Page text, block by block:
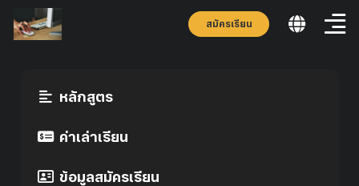
สมัครเรียน
หลักสูตร
ค่าเล่าเรียน
ข้อมูลสมัครเรียน